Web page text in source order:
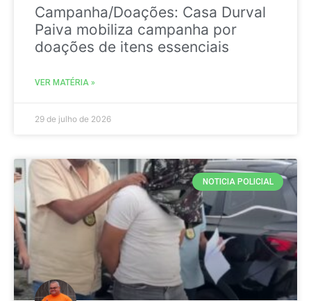
Campanha/Doações: Casa Durval
Paiva mobiliza campanha por
doações de itens essenciais
VER MATÉRIA »
29 de julho de 2026
NOTICIA POLICIAL